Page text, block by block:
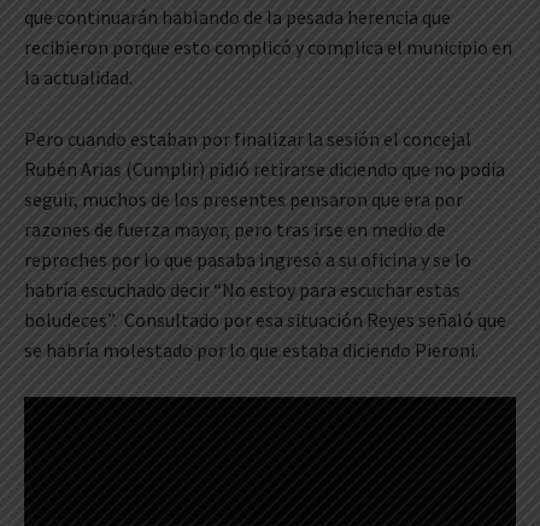
que continuarán hablando de la pesada herencia que
recibieron porque esto complicó y complica el municipio en
la actualidad.
Pero cuando estaban por finalizar la sesión el concejal
Rubén Arias (Cumplir) pidió retirarse diciendo que no podía
seguir, muchos de los presentes pensaron que era por
razones de fuerza mayor, pero tras irse en medio de
reproches por lo que pasaba ingresó a su oficina y se lo
habría escuchado decir “No estoy para escuchar estas
boludeces”. Consultado por esa situación Reyes señaló que
se habría molestado por lo que estaba diciendo Pieroni.